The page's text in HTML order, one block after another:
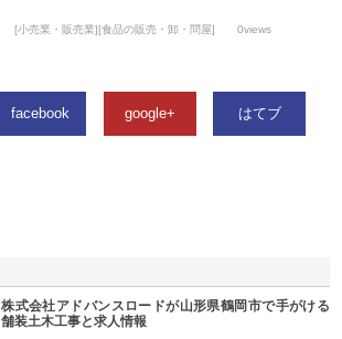
[小売業・販売業][食品の販売・卸・問屋] 0views
facebook google+ はてブ
株式会社アドバンスロードが山形県鶴岡市で手がける
舗装土木工事と求人情報